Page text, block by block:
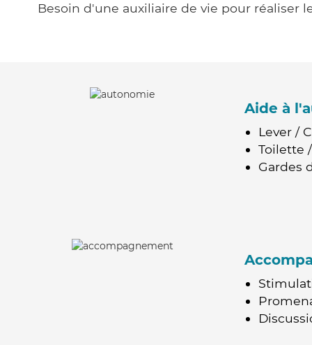
Besoin d'une auxiliaire de vie pour réaliser
Aide à
Lever /
Toilette
Gardes